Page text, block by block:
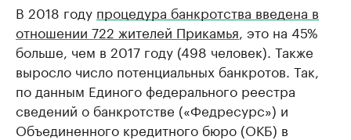
В 2018 году процедура банкротства введена в
отношении 722 жителей Прикамья , это на 45%
больше, чем в 2017 году (498 человек). Также
выросло число потенциальных банкротов. Так,
по данным Единого федерального реестра
сведений о банкротстве («Федресурс») и
Объединенного кредитного бюро (ОКБ) в